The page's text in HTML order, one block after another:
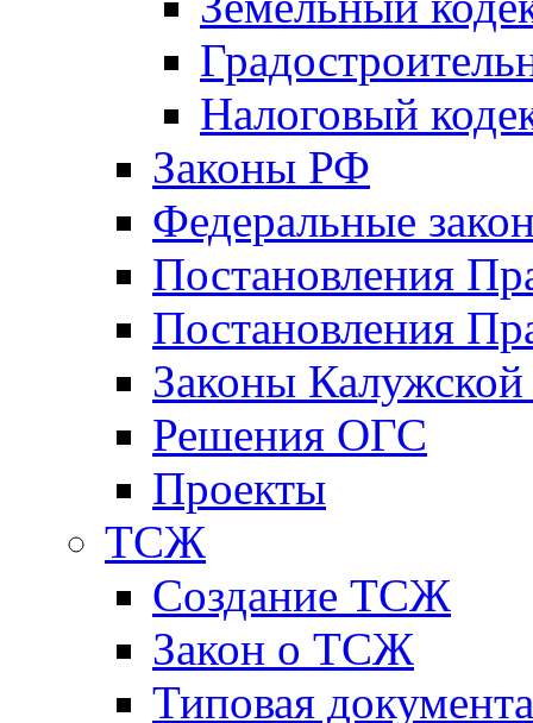
Налоговый
Законы РФ
Федеральные
Постановления
Постановления
Законы Калужской
Решения ОГС
Проекты
ТСЖ
Создание ТСЖ
Закон о ТСЖ
Типовая